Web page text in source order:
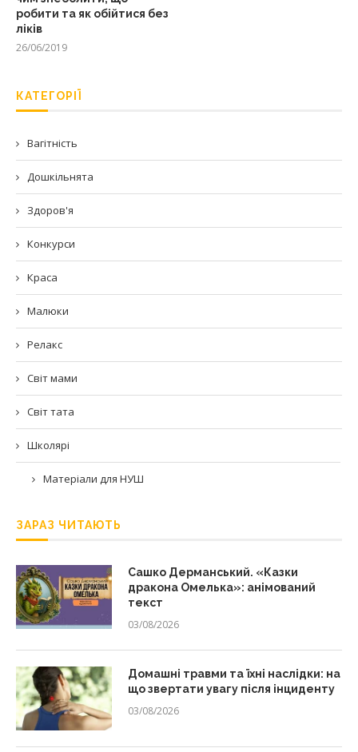
робити та як обійтися без
ліків
26/06/2019
КАТЕГОРІЇ
Вагітність
Дошкільнята
Здоров'я
Конкурси
Краса
Малюки
Релакс
Світ мами
Світ тата
Школярі
Матеріали для НУШ
ЗАРАЗ ЧИТАЮТЬ
Сашко Дерманський. «Казки
дракона Омелька»: анімований
текст
03/08/2026
Домашні травми та їхні наслідки: на
що звертати увагу після інциденту
03/08/2026